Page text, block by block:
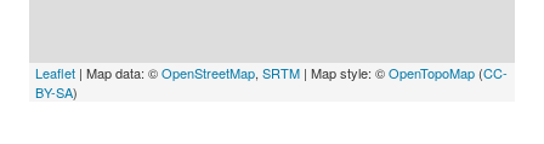
Leaflet | Map data: ©OpenStreetMap, SRTM | Map style: ©OpenTopoMap (CC-
BY-SA)